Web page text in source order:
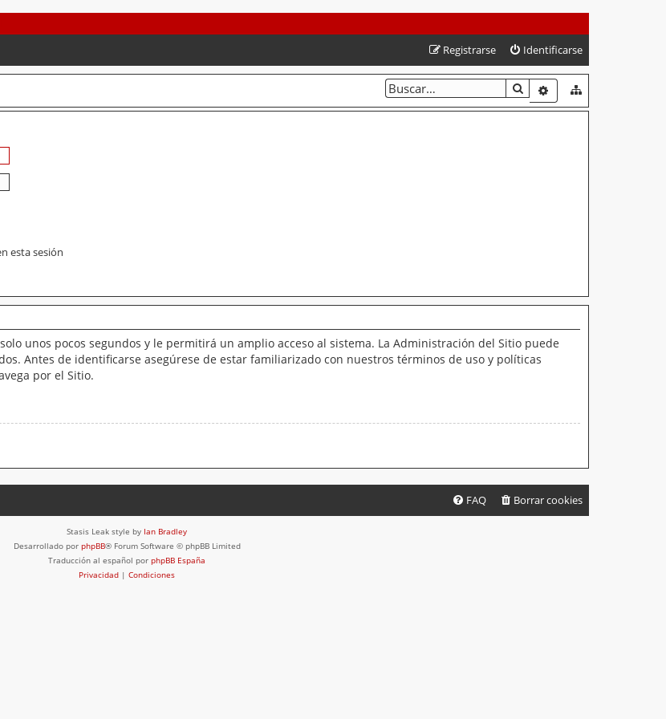
Identificarse
Registrarse
BUSCARBÚSQUEDA
esta sesión
unos pocos segundos y le permitirá un amplio acceso al sistema. La Administración del Sitio puede
Antes de identificarse asegúrese de estar familiarizado con nuestros términos de uso y políticas
por el Sitio.
Borrar cookies
FAQ
Stasis Leak style by Ian Bradley
Desarrollado por phpBB® Forum Software © phpBB Limited
Traducción al español por phpBB España
Privacidad | Condiciones